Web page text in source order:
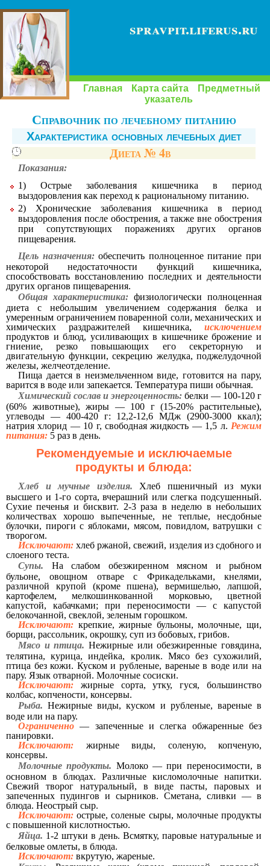
spravpit.liferus.ru
Главная Карта сайта
Предметный
указатель
Справочник по лечебному питанию
Характеристика основных лечебных диет
Диета № 4в
Показания:
1) Острые заболевания кишечника в период
выздоровления как переход к рациональному питанию.
2) Хронические заболевания кишечника в период
выздоровления после обострения, а также вне обострения
при сопутствующих поражениях других органов
пищеварения.
Цель назначения:обеспечить полноценное питание при
некоторой недостаточности функций кишечника,
способствовать восстановлению последних и деятельности
других органов пищеварения.
Общая характеристика: физиологически полноценная
диета с небольшим увеличением содержания белка и
умеренным ограничением поваренной соли, механических и
химических раздражителей кишечника,исключением
продуктов и блюд, усиливающих в кишечнике брожение и
гниение, резко повышающих его секреторную и
двигательную функции, секрецию желудка, поджелудочной
железы, желчеотделение.
Пища дается в неизмельченном виде, готовится на пару,
варится в воде или запекается. Температура пиши обычная.
Химический сослав и энергоценность: белки — 100-120 г
(60% животные), жиры — 100 г (15-20% растительные),
углеводы — 400-420 г: 12,2-12,6 МДж (2900-3000 ккал);
натрия хлорид — 10 г, свободная жидкость — 1,5 л. Режим
питания: 5 раз в день.
Рекомендуемые и исключаемые
продукты и блюда:
Хлеб и мучные изделия. Хлеб пшеничный из муки
высшего и 1-го сорта, вчерашний или слегка подсушенный.
Сухие печенья и бисквит. 2-3 раза в неделю в небольших
количествах хорошо выпеченные, не теплые, несдобные
булочки, пироги с яблоками, мясом, повидлом, ватрушки с
творогом.
Исключают: хлеб ржаной, свежий, изделия из сдобного и
слоеного теста.
Супы. На слабом обезжиренном мясном и рыбном
бульоне, овощном отваре с Фрикадельками, кнелями,
различной крупой (кроме пшена), вермишелью, лапшой,
картофелем, мелкошинкованной морковью, цветной
капустой, кабачками; при переносимости — с капустой
белокочанной, свеклой, зеленым горошком.
Исключают: крепкие, жирные бульоны, молочные, щи,
борщи, рассольник, окрошку, суп из бобовых, грибов.
Мясо и птица. Нежирные или обезжиренные говядина,
телятина, курица, индейка, кролик. Мясо без сухожилий,
птица без кожи. Куском и рубленые, вареные в воде или на
пару. Язык отварной. Молочные сосиски.
Исключают: жирные сорта, утку, гуся, большинство
колбас, копчености, консервы.
Рыба. Нежирные виды, куском и рубленые, вареные в
воде или на пару.
Ограниченно — запеченные и слегка обжаренные без
панировки.
Исключают: жирные виды, соленую, копченую,
консервы.
Молочные продукты. Молоко — при переносимости, в
основном в блюдах. Различные кисломолочные напитки.
Свежий творог натуральный, в виде пасты, паровых и
запеченных пудингов и сырников. Сметана, сливки — в
блюда. Неострый сыр.
Исключают: острые, соленые сыры, молочные продукты
с повышенной кислотностью.
Яйца. 1-2 штуки в день. Всмятку, паровые натуральные и
белковые омлеты, в блюда.
Исключают: вкрутую, жареные.